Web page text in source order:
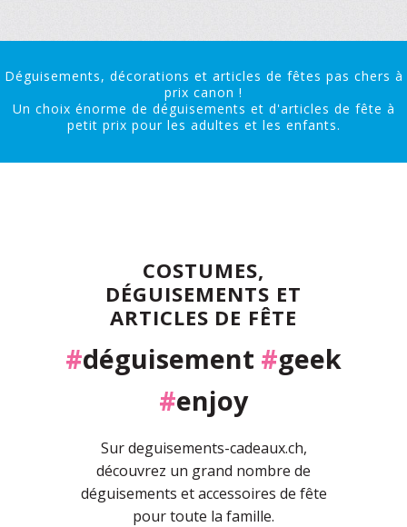
Déguisements, décorations et articles de fêtes pas chers à
prix canon !
Un choix énorme de déguisements et d'articles de fête à
petit prix pour les adultes et les enfants.
COSTUMES,
DÉGUISEMENTS ET
ARTICLES DE FÊTE
#déguisement #geek
#enjoy
Sur deguisements-cadeaux.ch,
découvrez un grand nombre de
déguisements et accessoires de fête
pour toute la famille.